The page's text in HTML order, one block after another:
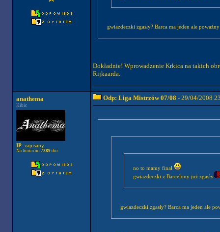
gwiazdeczki zgasły? Barca ma jeden ale
Dokładnie! Wprowadzenie Krkica na takich
Rijkaarda.
anathema
Kibic
IP: zapisany
Na forum od 7389dni
Odp: Liga Mistrzów 07/08 - 29/04/2008
no to mamy finał
gwiazdeczki z Barcelony już zgasły
gwiazdeczki zgasły? Barca ma jeden ale